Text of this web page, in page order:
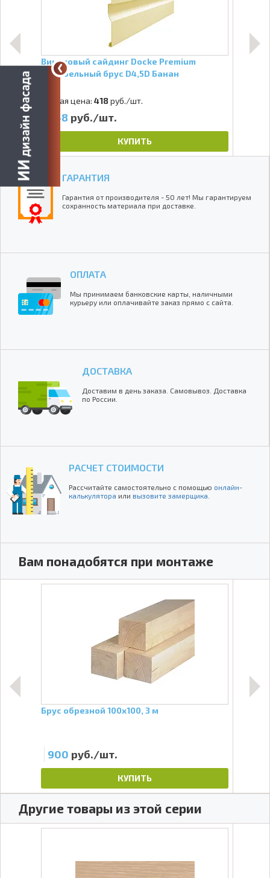
Виниловый сайдинг Docke Premium
Корабельный брус D4,5D Банан
Старая цена: 418руб./шт.
348 руб./шт.
КУПИТЬ
ГАРАНТИЯ
Гарантия от производителя - 50 лет! Мы гарантируем
сохранность материала при доставке.
ОПЛАТА
Мы принимаем банковские карты, наличными
курьеру или оплачивайте заказ прямо с сайта.
ДОСТАВКА
Доставим в день заказа. Самовывоз. Доставка
по России.
РАСЧЕТ СТОИМОСТИ
Рассчитайте самостоятельно с помощью онлайн-
калькулятора или вызовите замерщика
Вам понадобятся при монтаже
Брус обрезной 100х100, 3 м
900 руб./шт.
КУПИТЬ
Другие товары из этой серии